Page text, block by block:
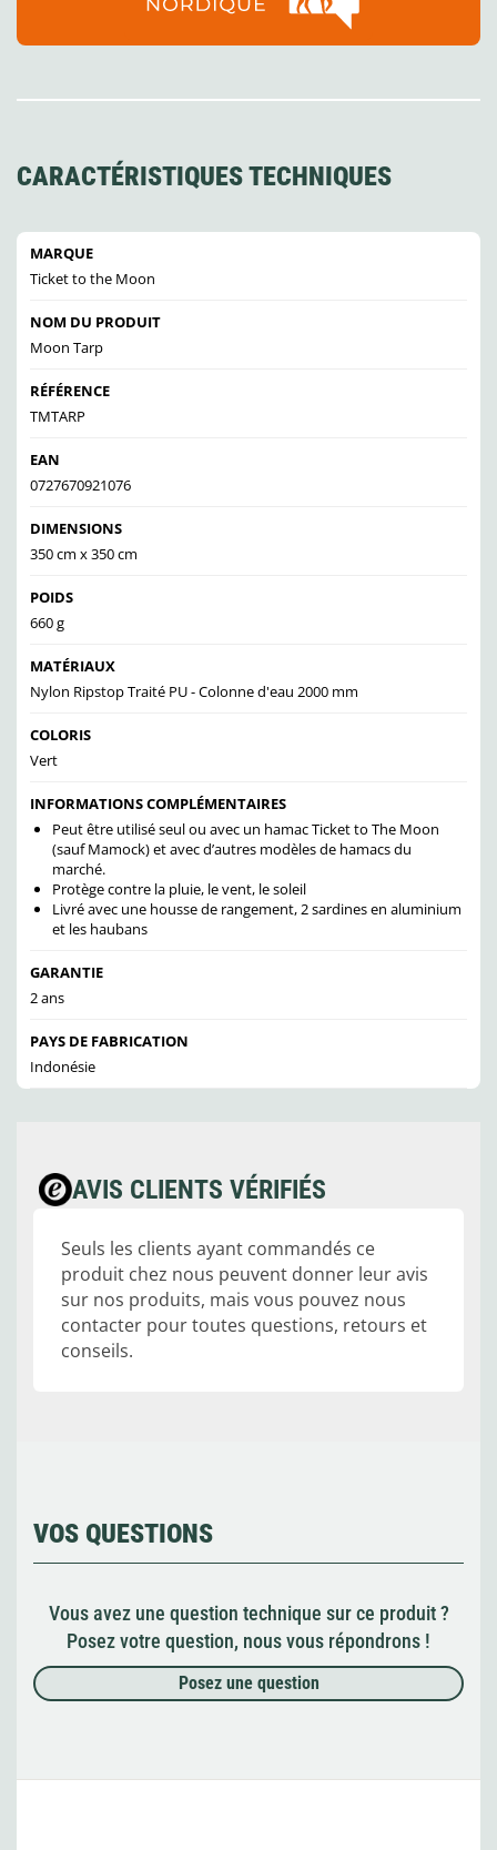
CARACTÉRISTIQUES TECHNIQUES
MARQUE
Ticket to the Moon
NOM DU PRODUIT
Moon Tarp
RÉFÉRENCE
TMTARP
EAN
0727670921076
DIMENSIONS
350 cm x 350 cm
POIDS
660 g
MATÉRIAUX
Nylon Ripstop Traité PU - Colonne d'eau 2000 mm
COLORIS
Vert
INFORMATIONS COMPLÉMENTAIRES
Peut être utilisé seul ou avec un hamac Ticket to The Moon
(sauf Mamock) et avec d’autres modèles de hamacs du
marché.
Protège contre la pluie, le vent, le soleil
Livré avec une housse de rangement, 2 sardines en aluminium
et les haubans
GARANTIE
2 ans
PAYS DE FABRICATION
Indonésie
AVIS CLIENTS VÉRIFIÉS
Seuls les clients ayant commandés ce
produit chez nous peuvent donner leur avis
sur nos produits, mais vous pouvez nous
contacter pour toutes questions, retours et
conseils.
VOS QUESTIONS
Vous avez une question technique sur ce produit ?
Posez votre question, nous vous répondrons !
Posez une question